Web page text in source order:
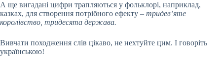
А ще вигадані цифри трапляються у фольклорі, наприклад,
казках, для створення потрібного ефекту – тридев’яте
королівство, тридесята держава.
Вивчати походження слів цікаво, не нехтуйте цим. І говоріть
українською!